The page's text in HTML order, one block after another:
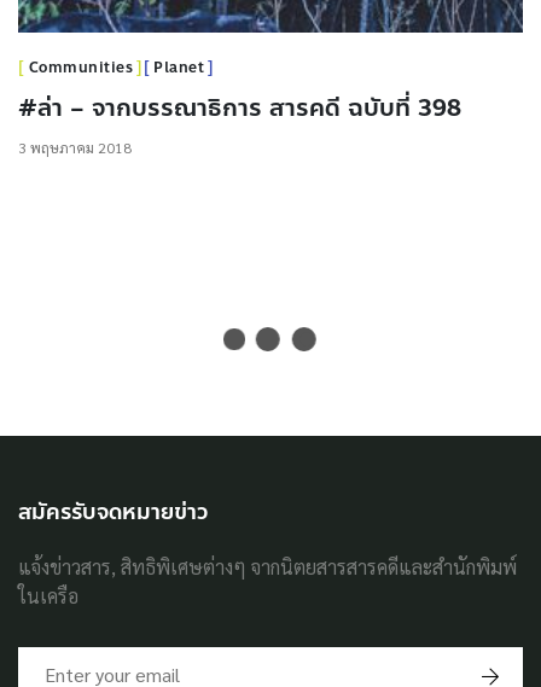
Communities Planet
#ล่า – จากบรรณาธิการ สารคดี ฉบับที่ 398
3 พฤษภาคม 2018
สมัครรับจดหมายข่าว
แจ้งข่าวสาร, สิทธิพิเศษต่างๆ จากนิตยสารสารคดีและสำนักพิมพ์
ในเครือ